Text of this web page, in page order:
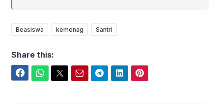
Beasiswa kemenag Santri
Share this: